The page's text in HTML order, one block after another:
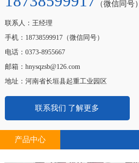
（微信同号）
联系人：王经理
手机：18738599917（微信同号）
电话：0373-8955667
邮箱：hnysqzsb@126.com
地址：河南省长垣县起重工业园区
联系我们 了解更多
产品中心